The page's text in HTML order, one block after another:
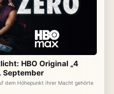
HBO Original „4
September
dem Höhepunkt ihrer Macht gehörte